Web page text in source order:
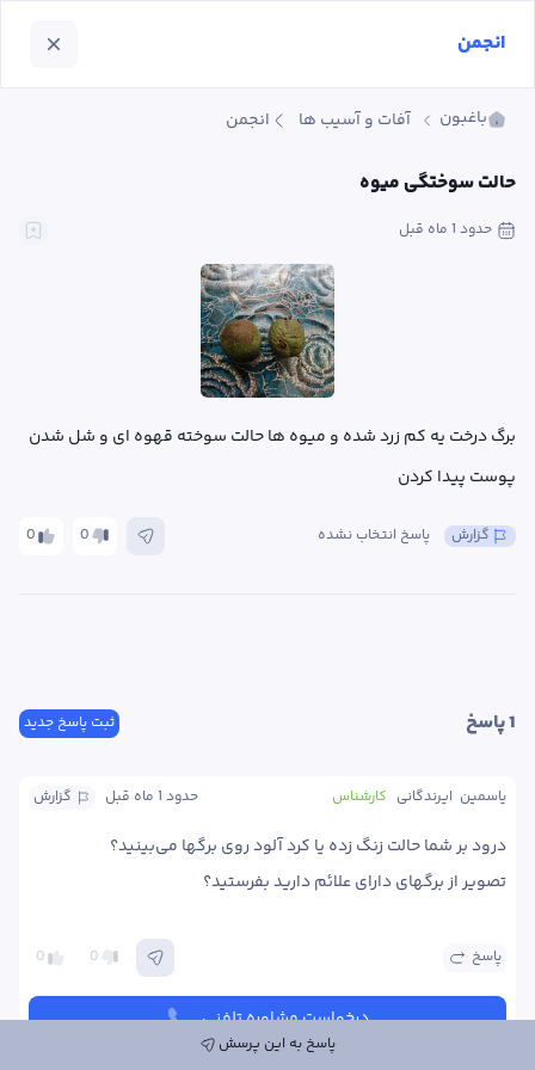
باغبون آفات و آسیب ها انجمن
حالت سوختگی میوه
حدود 1 ماه قبل
پوست پیدا کردن
0 0 پاسخ انتخاب نشده گزارش
ثبت پاسخ جدید 1 پاسخ
گزارش حدود 1 ماه قبل کارشناس یاسمین  ایرندگانی
تصویر از برگهای دارای علائم دارید بفرستید؟
0 0 پاسخ
درخواست مشاوره تلفنی
پاسخ به این پرسش
انجمن